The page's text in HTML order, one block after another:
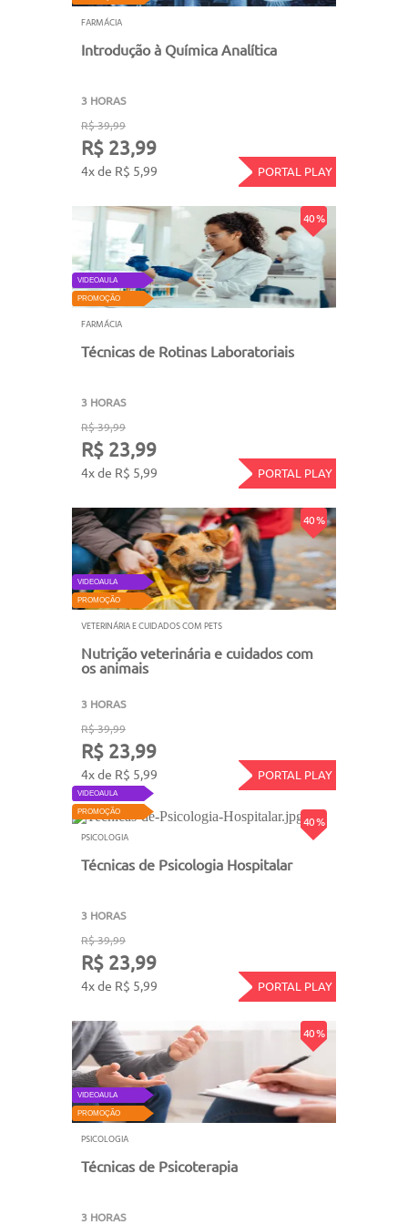
FARMÁCIA
Introdução à Química Analítica
3 HORAS
R$ 39,99
R$ 23,99
4x de R$ 5,99 PORTAL PLAY
40 %
VIDEOAULA
PROMOÇÃO
FARMÁCIA
Técnicas de Rotinas Laboratoriais
3 HORAS
R$ 39,99
R$ 23,99
4x de R$ 5,99 PORTAL PLAY
40 %
VIDEOAULA
PROMOÇÃO
VETERINÁRIA E CUIDADOS COM PETS
Nutrição veterinária e cuidados com
os animais
3 HORAS
R$ 39,99
R$ 23,99
4x de R$ 5,99 PORTAL PLAY
40 %
VIDEOAULA
PROMOÇÃO
PSICOLOGIA
Técnicas de Psicologia Hospitalar
3 HORAS
R$ 39,99
R$ 23,99
4x de R$ 5,99 PORTAL PLAY
40 %
VIDEOAULA
PROMOÇÃO
PSICOLOGIA
Técnicas de Psicoterapia
3 HORAS